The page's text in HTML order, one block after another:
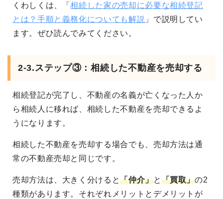
くわしくは、「相続した家の売却に必要な相続登記
とは？手順と義務化についても解説 」で説明してい
ます。ぜひ読んでみてください。
2-3.ステップ③：相続した不動産を売却する
相続登記が完了し、不動産の名義が亡くなった人か
ら相続人に移れば、相続した不動産を売却できるよ
うになります。
相続した不動産を売却する場合でも、売却方法は通
常の不動産売却と同じです。
売却方法は、大きく分けると「仲介」と 「買取」の2
種類があります。それぞれメリットとデメリットが